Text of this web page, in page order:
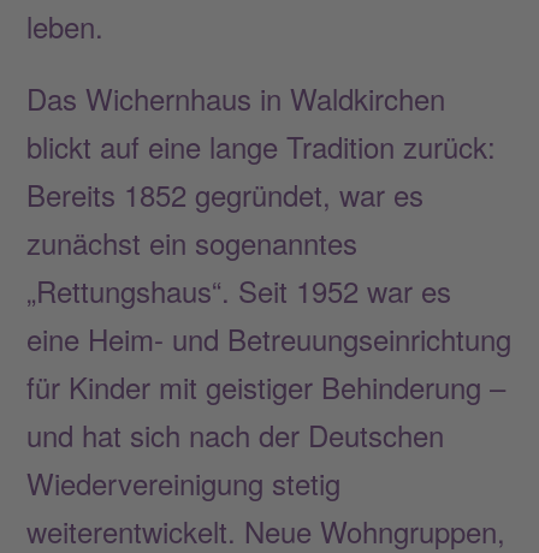
leben.
Das Wichernhaus in Waldkirchen
blickt auf eine lange Tradition zurück:
Bereits 1852 gegründet, war es
zunächst ein sogenanntes
„Rettungshaus“. Seit 1952 war es
eine Heim- und Betreuungseinrichtung
für Kinder mit geistiger Behinderung –
und hat sich nach der Deutschen
Wiedervereinigung stetig
weiterentwickelt. Neue Wohngruppen,